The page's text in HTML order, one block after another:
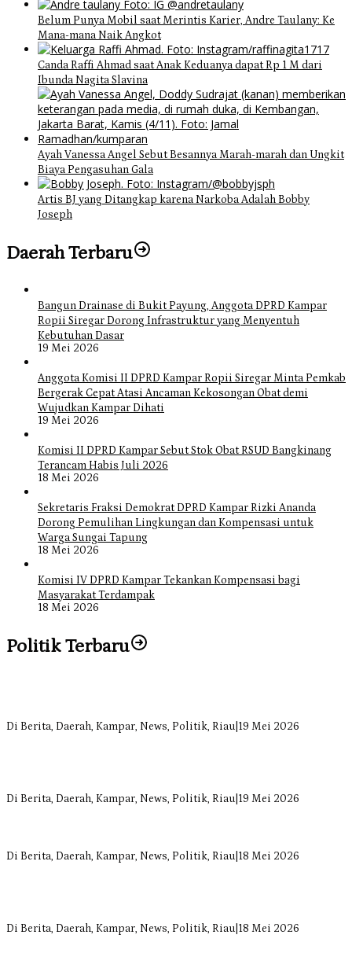
Belum Punya Mobil saat Merintis Karier, Andre Taulany: Ke
Mana-mana Naik Angkot
Canda Raffi Ahmad saat Anak Keduanya dapat Rp 1 M dari
Ibunda Nagita Slavina
Ayah Vanessa Angel Sebut Besannya Marah-marah dan Ungkit
Biaya Pengasuhan Gala
Artis BJ yang Ditangkap karena Narkoba Adalah Bobby
Joseph
Daerah Terbaru
Bangun Drainase di Bukit Payung, Anggota DPRD Kampar
Ropii Siregar Dorong Infrastruktur yang Menyentuh
Kebutuhan Dasar
19 Mei 2026
Anggota Komisi II DPRD Kampar Ropii Siregar Minta Pemkab
Bergerak Cepat Atasi Ancaman Kekosongan Obat demi
Wujudkan Kampar Dihati
19 Mei 2026
Komisi II DPRD Kampar Sebut Stok Obat RSUD Bangkinang
Terancam Habis Juli 2026
18 Mei 2026
Sekretaris Fraksi Demokrat DPRD Kampar Rizki Ananda
Dorong Pemulihan Lingkungan dan Kompensasi untuk
Warga Sungai Tapung
18 Mei 2026
Komisi IV DPRD Kampar Tekankan Kompensasi bagi
Masyarakat Terdampak
18 Mei 2026
Politik Terbaru
Di Berita, Daerah, Kampar, News, Politik, Riau 19 Mei 2026
Di Berita, Daerah, Kampar, News, Politik, Riau 19 Mei 2026
Di Berita, Daerah, Kampar, News, Politik, Riau 18 Mei 2026
Di Berita, Daerah, Kampar, News, Politik, Riau 18 Mei 2026